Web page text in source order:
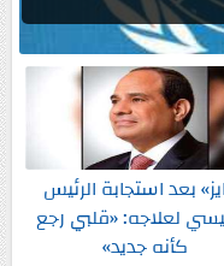
بعد استجابة الرئيس
لعلاجه: «قلبي رجع
كأنه جديد»